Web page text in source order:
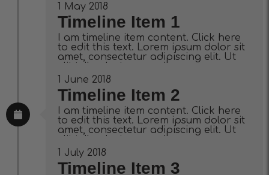
1 May 2018
Timeline Item 1
I am timeline item content. Click here
to edit this text. Lorem ipsum dolor sit
amet, consectetur adipiscing elit. Ut
elit tellus, luctus nec ullamcorper
mattis, pulvinar dapibus leo.
1 June 2018
Timeline Item 2
I am timeline item content. Click here
to edit this text. Lorem ipsum dolor sit
amet, consectetur adipiscing elit. Ut
elit tellus, luctus nec ullamcorper
mattis, pulvinar dapibus leo.
1 July 2018
Timeline Item 3